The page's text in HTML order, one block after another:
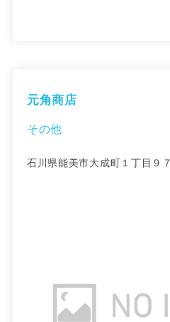
元角商店
その他
石川県能美市大成町１丁目９７